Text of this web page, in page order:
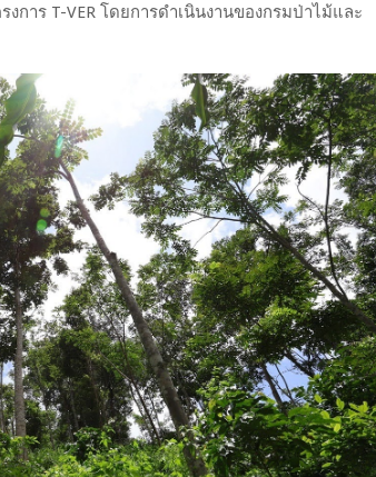
าร T-VER โดยการดำเนินงานของกรมป่าไม้และ